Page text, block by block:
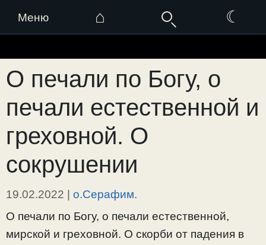
Меню ⌂ ☾
к
содержимому
О печали по Богу, о
печали естественной и
греховной. О
сокрушении
19.02.2022 | о.Серафим.
О печали по Богу, о печали естественной,
мирской и греховной. О скорби от падения в